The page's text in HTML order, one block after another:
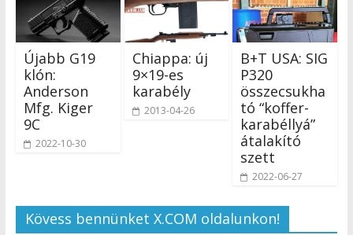
Újabb G19
klón:
Anderson
Mfg. Kiger
9C
2022-10-30
Chiappa: új
9×19-es
karabély
2013-04-26
B+T USA: SIG
P320
összecsukha
tó “koffer-
karabéllyá”
átalakító
szett
2022-06-27
Kövess bennünket X.COM oldalunkon!